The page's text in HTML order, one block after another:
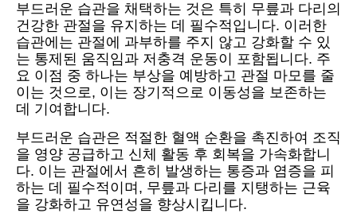
부드러운 습관을 채택하는 것은 특히 무릎과 다리의
건강한 관절을 유지하는 데 필수적입니다. 이러한
습관에는 관절에 과부하를 주지 않고 강화할 수 있
는 통제된 움직임과 저충격 운동이 포함됩니다. 주
요 이점 중 하나는 부상을 예방하고 관절 마모를 줄
이는 것으로, 이는 장기적으로 이동성을 보존하는
데 기여합니다.
부드러운 습관은 적절한 혈액 순환을 촉진하여 조직
을 영양 공급하고 신체 활동 후 회복을 가속화합니
다. 이는 관절에서 흔히 발생하는 통증과 염증을 피
하는 데 필수적이며, 무릎과 다리를 지탱하는 근육
을 강화하고 유연성을 향상시킵니다.